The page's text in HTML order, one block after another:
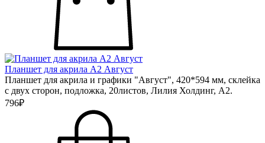
Планшет для акрила А2 Август
Планшет для акрила и графики "Август", 420*594 мм, склейка
с двух сторон, подложка, 20листов, Лилия Холдинг, А2.
796₽